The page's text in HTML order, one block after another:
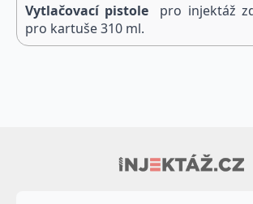
Vytlačovací pistole
pro injektáž
pro kartuše 310 ml.